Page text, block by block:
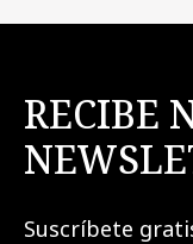
RECIBE
Suscríbete